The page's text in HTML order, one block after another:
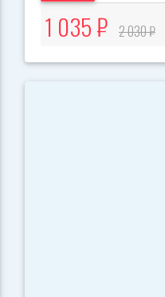
1 035 ₽ 2 030 ₽